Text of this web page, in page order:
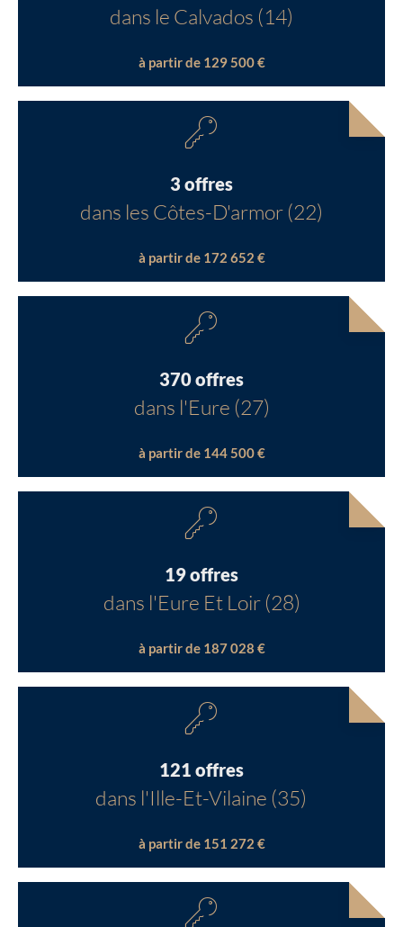
dans le Calvados (14)
à partir de 129 500 €
3 offres
dans les Côtes-D'armor (22)
à partir de 172 652 €
370 offres
dans l'Eure (27)
à partir de 144 500 €
19 offres
dans l'Eure Et Loir (28)
à partir de 187 028 €
121 offres
dans l'Ille-Et-Vilaine (35)
à partir de 151 272 €